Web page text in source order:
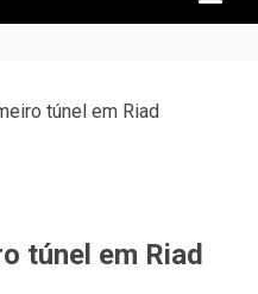
túnel em Riad
túnel em Riad